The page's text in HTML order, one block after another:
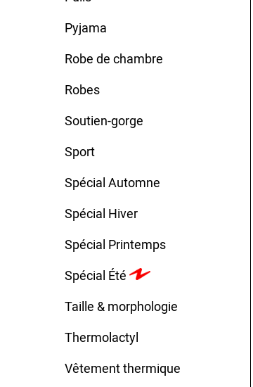
Pyjama
Robe de chambre
Robes
Soutien-gorge
Sport
Spécial Automne
Spécial Hiver
Spécial Printemps
Spécial Été
Taille & morphologie
Thermolactyl
Vêtement thermique